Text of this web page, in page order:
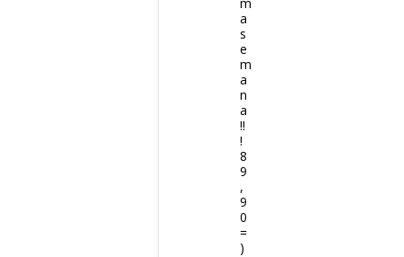
a
s
e
m
a
n
a
!!
!
8
9
,
9
0
=
)